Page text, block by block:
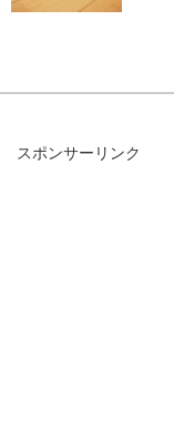
スポンサーリンク